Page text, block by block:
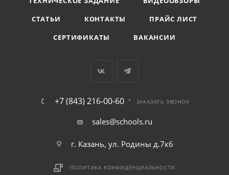
СТАТЬИ
КОНТАКТЫ
ПРАЙС ЛИСТ
СЕРТИФИКАТЫ
ВАКАНСИИ
+7 (843) 216-00-60 ЗАКАЗАТЬ ЗВОНОК
sales@schools.ru
г. Казань, ул. Родины д.7к6
ПОЛИТИКА КОНФИДЕНЦИАЛЬНОСТИ